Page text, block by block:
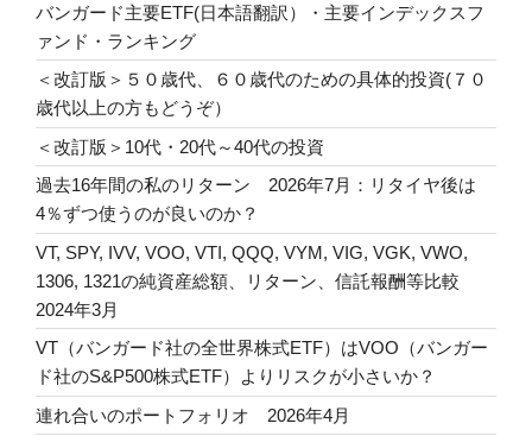
バンガード主要ETF(日本語翻訳）・主要インデックスフ
ァンド・ランキング
＜改訂版＞５０歳代、６０歳代のための具体的投資(７０
歳代以上の方もどうぞ）
＜改訂版＞10代・20代～40代の投資
過去16年間の私のリターン 2026年7月：リタイヤ後は
4％ずつ使うのが良いのか？
VT, SPY, IVV, VOO, VTI, QQQ, VYM, VIG, VGK, VWO,
1306, 1321の純資産総額、リターン、信託報酬等比較
2024年3月
VT（バンガード社の全世界株式ETF）はVOO（バンガー
ド社のS&P500株式ETF）よりリスクが小さいか？
連れ合いのポートフォリオ 2026年4月